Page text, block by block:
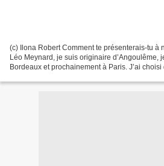
(c) Ilona Robert Comment te présenterais-tu à
Léo Meynard, je suis originaire d’Angoulême,
Bordeaux et prochainement à Paris. J’ai